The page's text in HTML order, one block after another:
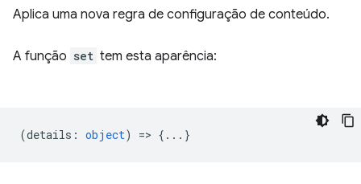
Aplica uma nova regra de configuração de conteúdo.
A função set tem esta aparência:
(details : object) => {...}